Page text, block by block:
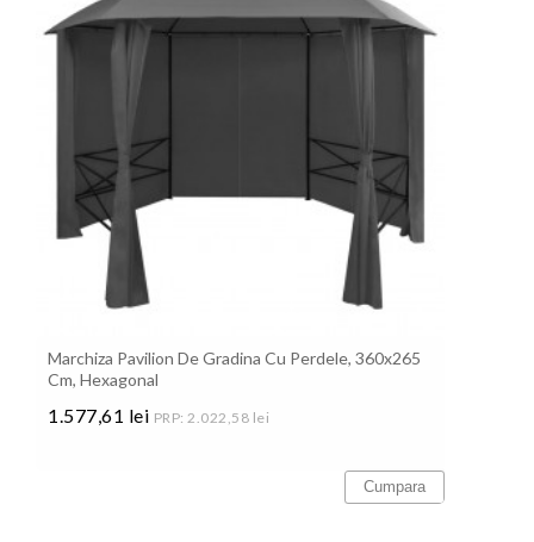
Marchiza Pavilion De Gradina Cu Perdele, 360x265
Cm, Hexagonal
1.577,61 lei PRP: 2.022,58 lei
Cumpara